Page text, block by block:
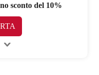
sconto del 10%